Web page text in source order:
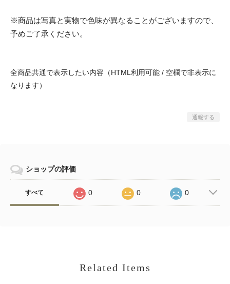
※商品は写真と実物で色味が異なることがございますので、
予めご了承ください。
全商品共通で表示したい内容（HTML利用可能 / 空欄で非表示に
なります）
通報する
ショップの評価
すべて 0 0 0
Related Items